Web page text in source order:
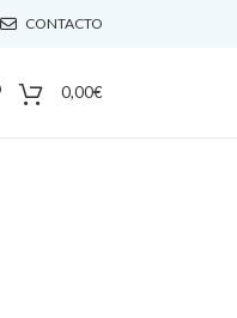
CONTACTO
0,00€